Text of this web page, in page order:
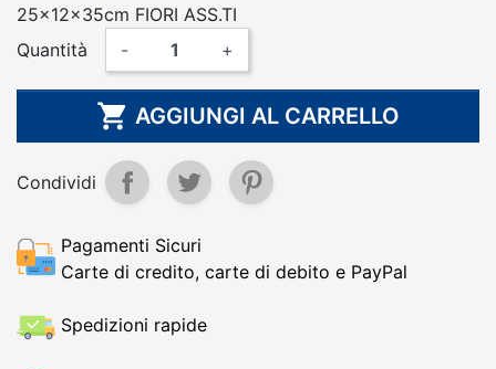
25x12x35cm FIORI ASS.TI
Quantità
- +
 AGGIUNGI AL CARRELLO
Condividi
Pagamenti Sicuri
Carte di credito, carte di debito e PayPal
Spedizioni rapide